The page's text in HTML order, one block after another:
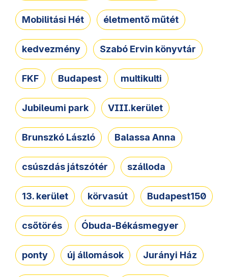
Mobilitási Hét életmentő műtét
kedvezmény Szabó Ervin könyvtár
FKF Budapest multikulti
Jubileumi park VIII.kerület
Brunszkó László Balassa Anna
csúszdás játszótér szálloda
13. kerület körvasút Budapest150
csőtörés Óbuda-Békásmegyer
ponty új állomások Jurányi Ház